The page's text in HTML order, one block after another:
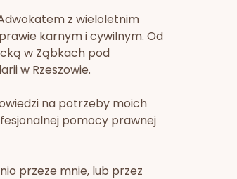
z wieloletnim
karnym i cywilnym. Od
w Ząbkach pod
w Rzeszowie.
na potrzeby moich
pomocy prawnej
przeze mnie, lub przez